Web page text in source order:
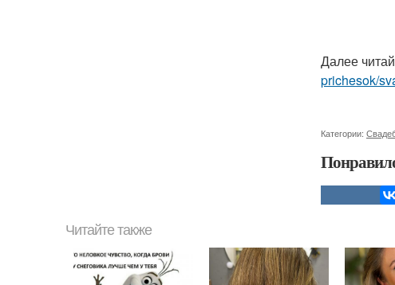
Далее
prichesok/
Категории:
Читайте также